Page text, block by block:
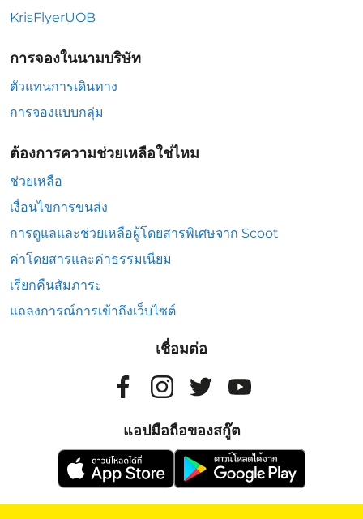
KrisFlyerUOB
การจองในนามบริษัท
ตัวแทนการเดินทาง
การจองแบบกลุ่ม
ต้องการความช่วยเหลือใช่ไหม
ช่วยเหลือ
เงื่อนไขการขนส่ง
การดูแลและช่วยเหลือผู้โดยสารพิเศษจาก Scoot
ค่าโดยสารและค่าธรรมเนียม
เรียกคืนสัมภาระ
แถลงการณ์การเข้าถึงเว็บไซต์
เชื่อมต่อ
แอปมือถือของสกู๊ต